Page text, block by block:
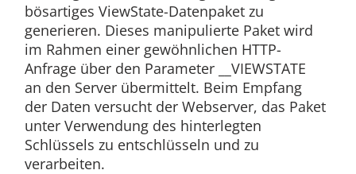
bösartiges ViewState-Datenpaket zu
generieren. Dieses manipulierte Paket wird
im Rahmen einer gewöhnlichen HTTP-
Anfrage über den Parameter __VIEWSTATE
an den Server übermittelt. Beim Empfang
der Daten versucht der Webserver, das Paket
unter Verwendung des hinterlegten
Schlüssels zu entschlüsseln und zu
verarbeiten.